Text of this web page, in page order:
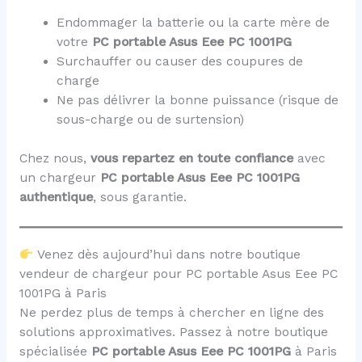
Endommager la batterie ou la carte mère de
votre PC portable Asus Eee PC 1001PG
Surchauffer ou causer des coupures de
charge
Ne pas délivrer la bonne puissance (risque de
sous-charge ou de surtension)
Chez nous, vous repartez en toute confianceavec
un chargeur PC portable Asus Eee PC 1001PG
authentique, sous garantie.
Venez dès aujourd’hui dans notre boutique
vendeur de chargeur pour PC portable Asus Eee PC
1001PG à Paris
Ne perdez plus de temps à chercher en ligne des
solutions approximatives. Passez à notre boutique
spécialisée PC portable Asus Eee PC 1001PGà Paris